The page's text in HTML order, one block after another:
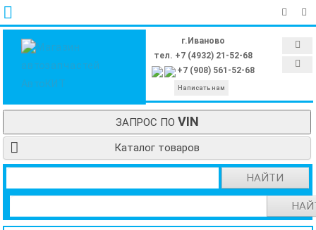
г.Иваново
тел. +7 (4932) 21-52-68
+7 (908) 561-52-68
Написать нам
ЗАПРОС ПО VIN
Каталог товаров
НАЙТИ